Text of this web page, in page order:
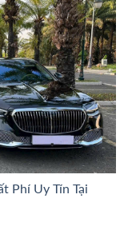
Phí Uy Tín Tại